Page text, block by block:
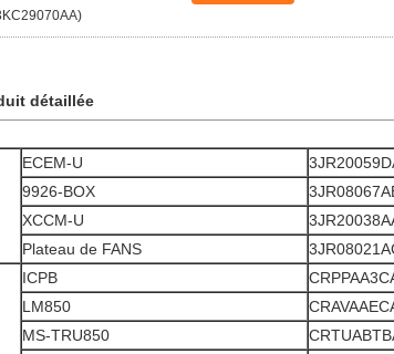
détaillée
ECEM-U
9926-BOX
XCCM-U
Plateau de FANS
ICPB
LM850
MS-TRU850